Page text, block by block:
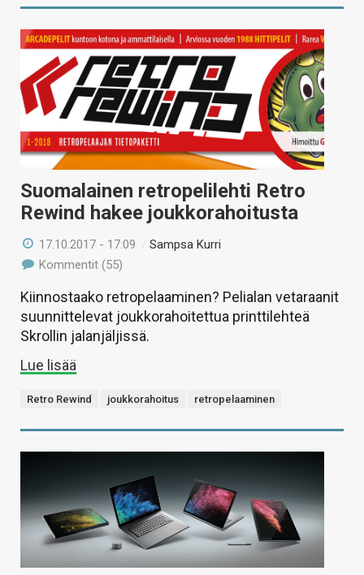
Suomalainen retropelilehti Retro
Rewind hakee joukkorahoitusta
17.10.2017 - 17:09 /Sampsa Kurri
Kommentit (55)
Kiinnostaako retropelaaminen? Pelialan vetaraanit
suunnittelevat joukkorahoitettua printtilehteä
Skrollin jalanjäljissä.
Lue lisää
Retro Rewind joukkorahoitus retropelaaminen